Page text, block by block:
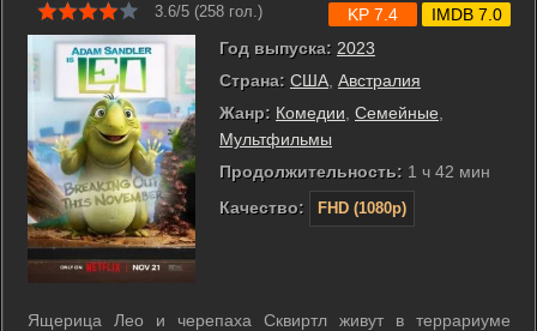
3.6/5 (258 гол.)
Год выпуска: 2023
Страна: США Австралия
Жанр: Комедии Семейные
Мультфильмы
Продолжительность: 1 ч 42 мин
Качество:
FHD (1080p)
KP 7.4 IMDB 7.0
Ящерица Лео и черепаха Сквиртл живут в террариуме